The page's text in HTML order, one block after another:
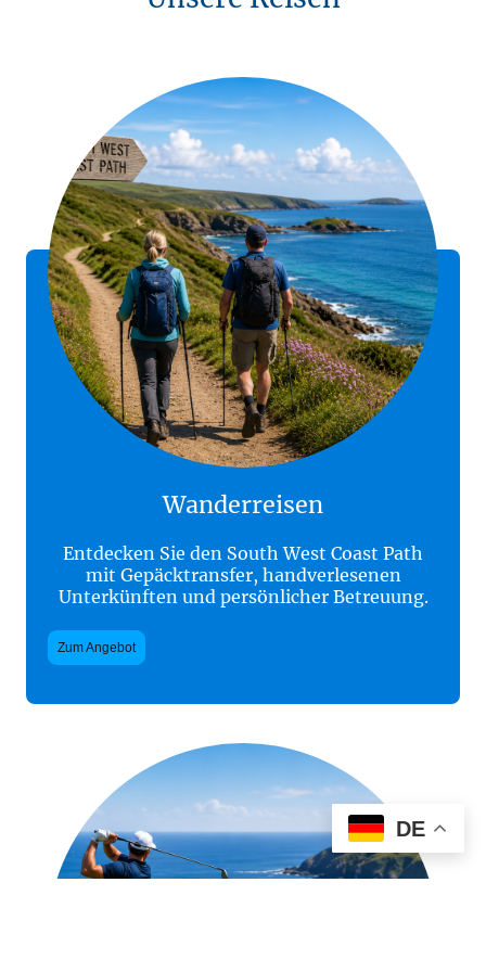
Wanderreisen
Entdecken Sie den South West Coast Path
mit Gepäcktransfer, handverlesenen
Unterkünften und persönlicher Betreuung.
Zum Angebot
DE